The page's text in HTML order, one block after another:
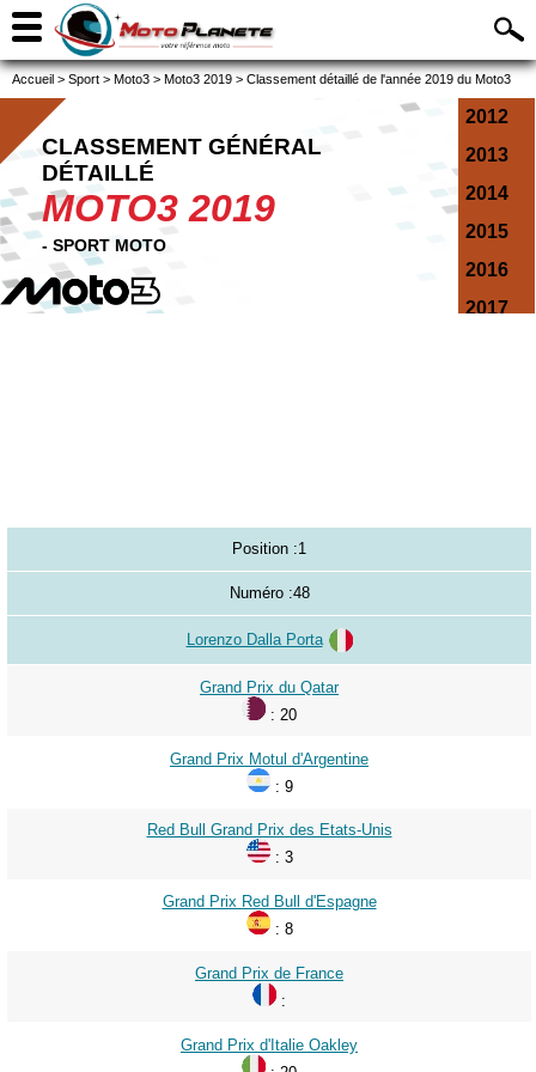
Accueil > Sport > Moto3 > Moto3 2019 > Classement détaillé de l'année 2019 du Moto3
2012
2013
2014
2015
2016
2017
2024
2025
CLASSEMENT GÉNÉRAL
DÉTAILLÉ
MOTO3 2019
- SPORT MOTO
Position :1
Numéro :48
Lorenzo Dalla Porta
Grand Prix du Qatar
: 20
Grand Prix Motul d'Argentine
: 9
Red Bull Grand Prix des Etats-Unis
: 3
Grand Prix Red Bull d'Espagne
: 8
Grand Prix de France
:
Grand Prix d'Italie Oakley